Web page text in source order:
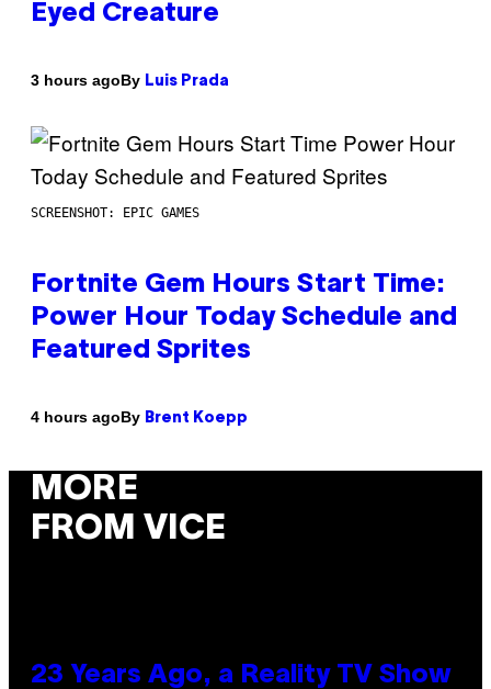
Eyed Creature
3 hours agoBy Luis Prada
SCREENSHOT: EPIC GAMES
Fortnite Gem Hours Start Time:
Power Hour Today Schedule and
Featured Sprites
4 hours agoBy Brent Koepp
MORE
FROM VICE
23 Years Ago, a Reality TV Show